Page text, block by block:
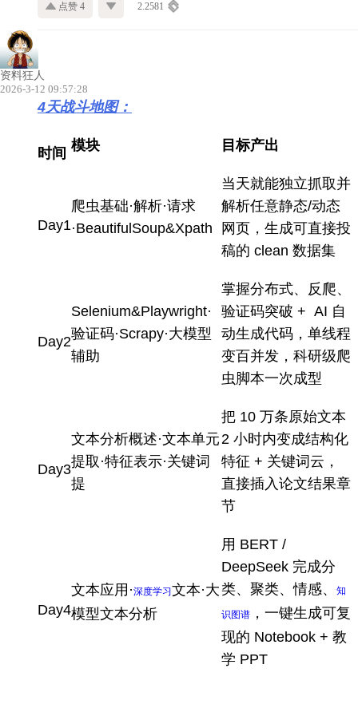
点赞 4 2.2581
资料狂人
2026-3-12 09:57:28
4天战斗地图：
时间 模块 目标产出
Day1
爬虫基础·解析·请求
·BeautifulSoup&Xpath
当天就能独立抓取并
解析任意静态/动态
网页，生成可直接投
稿的 clean 数据集
Day2
Selenium&Playwright·
验证码·Scrapy·大模型
辅助
掌握分布式、反爬、
验证码突破 + AI 自
动生成代码，单线程
变百并发，科研级爬
虫脚本一次成型
Day3
文本分析概述·文本单元
提取·特征表示·关键词
提
把 10 万条原始文本
2 小时内变成结构化
特征 + 关键词云，
直接插入论文结果章
节
Day4
文本应用·深度学习 文本·大
模型文本分析
用 BERT /
DeepSeek 完成分
类、聚类、情感、
知
识图谱 ，一键生成可复
现的 Notebook + 教
学 PPT